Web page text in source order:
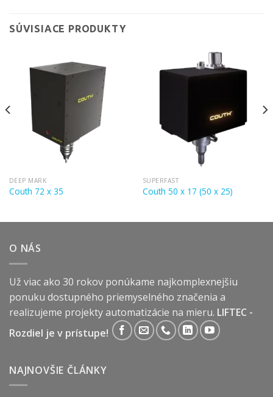
SÚVISIACE PRODUKTY
DEEP MARK
Couth 72 x 35
SUPERFAST
Couth 50 x 17 (50 x 25)
O NÁS
Už viac ako 30 rokov ponúkame najkomplexnejšiu
ponuku dostupného priemyselného značenia a
realizujeme projekty automatizácie na mieru. LIFTEC -
Rozdiel je v prístupe!
NAJNOVŠIE ČLÁNKY